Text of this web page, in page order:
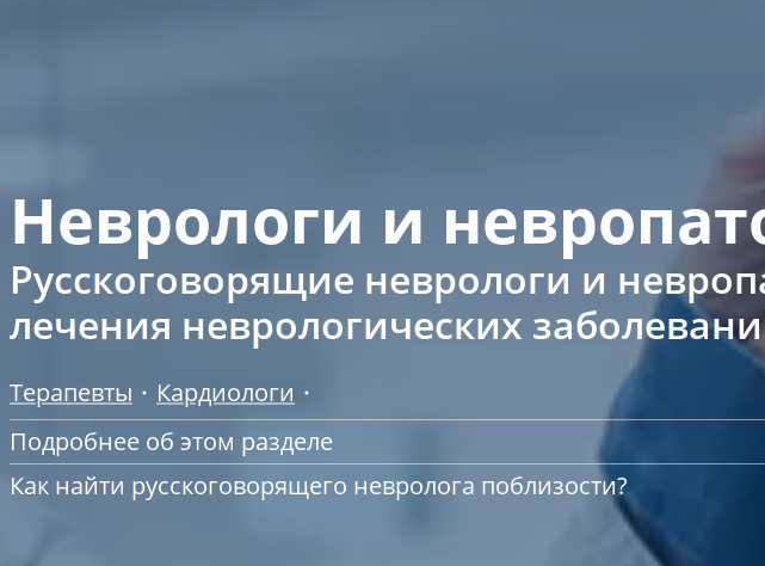
Неврологи и
Русскоговорящие неврологи и
лечения неврологических
Терапевты
Кардиологи
Подробнее об этом разделе
Как найти русскоговорящего невролога поблизости?